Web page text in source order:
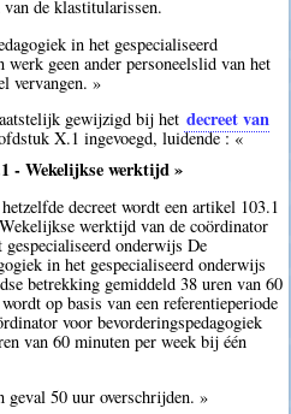
van de klastitularissen.
in het gespecialiseerd
geen ander personeelslid van het
vervangen. »
gewijzigd bij het decreet van
X.1 ingevoegd, luidende : «
- Wekelijkse werktijd »
decreet wordt een artikel 103.1
werktijd van de coördinator
onderwijs De
in het gespecialiseerd onderwijs
betrekking gemiddeld 38 uren van 60
op basis van een referentieperiode
voor bevorderingspedagogiek
van 60 minuten per week bij één
50 uur overschrijden. »